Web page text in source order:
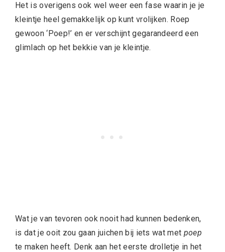
Het is overigens ook wel weer een fase waarin je je
kleintje heel gemakkelijk op kunt vrolijken. Roep
gewoon ‘Poep!’ en er verschijnt gegarandeerd een
glimlach op het bekkie van je kleintje.
Wat je van tevoren ook nooit had kunnen bedenken,
is dat je ooit zou gaan juichen bij iets wat met poep
te maken heeft. Denk aan het eerste drolletje in het